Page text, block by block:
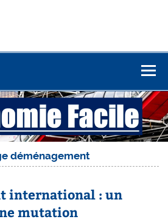
déménagement
international : un
mutation